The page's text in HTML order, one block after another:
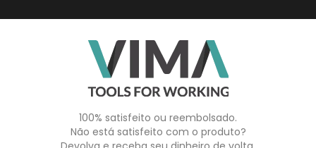
100% satisfeito ou reembolsado.
Não está satisfeito com o produto?